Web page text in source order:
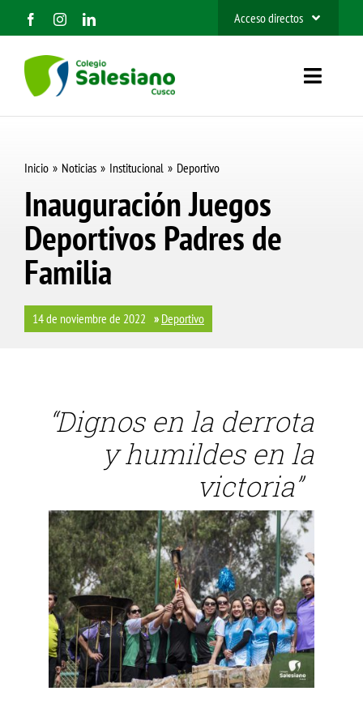
Saltar
contenido
Acceso directos
SIEWEB
Contacto
Toggle
Organización
Información
Admisión 2027
Inicio Noticias Institucional Deportivo
Inauguración Juegos
Deportivos Padres de
Familia
14 de noviembre de 2022 » Deportivo
“Dignos en la derrota
y humildes en la
victoria”